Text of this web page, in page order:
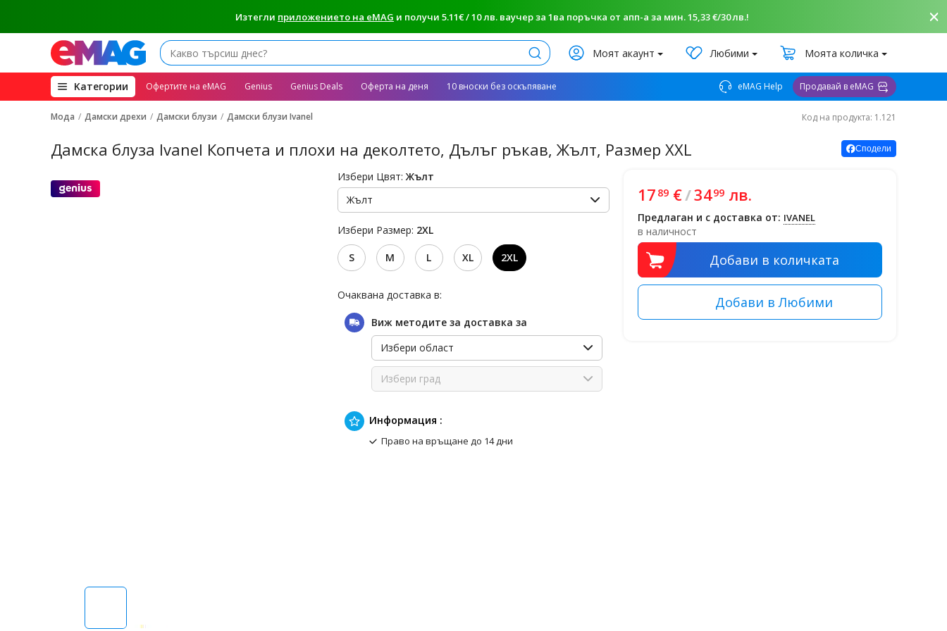
Изтегли приложението на eMAG и получи 5.11€ / 10 лв. ваучер за 1ва поръчка от апп-а за мин. 15,33 €/30 лв.!
Търси Моят акаунт Любими Моята количка
Kатегории (open
megamenu)
Офертите на eMAG Genius Genius Deals Оферта на деня 10 вноски без оскъпяване eMAG Help Продавай в eMAG
Мода Дамски дрехи Дамски блузи Дамски блузи Ivanel Код на продукта: 1.121
Дамска блуза Ivanel Копчета и плохи на деколтето, Дълъг ръкав, Жълт, Размер XXL Сподели
Избери Цвят:Жълт
Жълт
Избери Размер: 2XL
S M L XL 2XL
Очаквана доставка в:
Виж методите за доставка за
Избери област
Избери град
Информация :
Право на връщане до 14 дни
17 89 €/3499 лв.
Предлаган и с доставка от: IVANEL
в наличност
Добави в количката